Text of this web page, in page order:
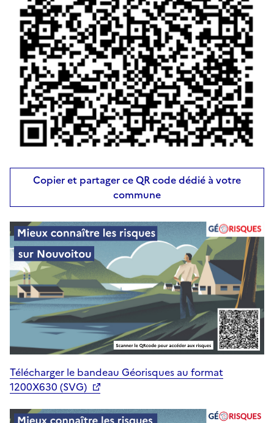
Copier et partager ce QR code dédié à votre
commune
Télécharger le bandeau Géorisques au format
1200X630 (SVG)